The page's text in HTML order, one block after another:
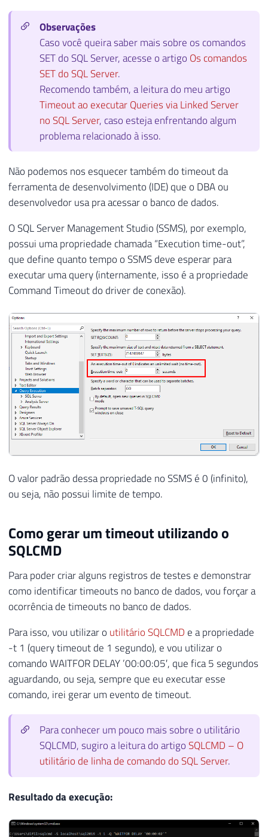
Observações
Caso você queira saber mais sobre os comandos
SET do SQL Server, acesse o artigo Os comandos
SET do SQL Server.
Recomendo também, a leitura do meu artigo
Timeout ao executar Queries via Linked Server
no SQL Server, caso esteja enfrentando algum
problema relacionado à isso.
Não podemos nos esquecer também do timeout da
ferramenta de desenvolvimento (IDE) que o DBA ou
desenvolvedor usa pra acessar o banco de dados.
O SQL Server Management Studio (SSMS), por exemplo,
possui uma propriedade chamada “Execution time-out”,
que define quanto tempo o SSMS deve esperar para
executar uma query (internamente, isso é a propriedade
Command Timeout do driver de conexão).
O valor padrão dessa propriedade no SSMS é 0 (infinito),
ou seja, não possui limite de tempo.
Como gerar um timeout utilizando o
SQLCMD
Para poder criar alguns registros de testes e demonstrar
como identificar timeouts no banco de dados, vou forçar a
ocorrência de timeouts no banco de dados.
Para isso, vou utilizar o utilitário SQLCMD e a propriedade
-t 1 (query timeout de 1 segundo), e vou utilizar o
comando WAITFOR DELAY ’00:00:05′, que fica 5 segundos
aguardando, ou seja, sempre que eu executar esse
comando, irei gerar um evento de timeout.
Para conhecer um pouco mais sobre o utilitário
SQLCMD, sugiro a leitura do artigoSQLCMD – O
utilitário de linha de comando do SQL Server.
Resultado da execução: